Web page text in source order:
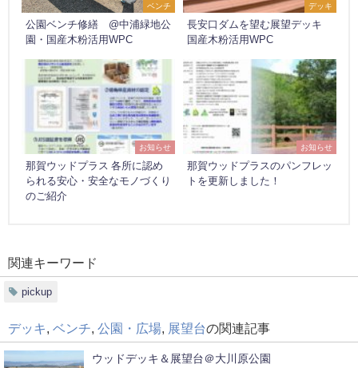
ベンチ
公園ベンチ修繕 @中浦緑地公
園・国産木粉活用WPC
デッキ
長安口ダムを望む展望デッキ
国産木粉活用WPC
お知らせ
那賀ウッドプラス 各所に認め
られる安心・安全なモノづくり
のご紹介
お知らせ
那賀ウッドプラスのパンフレッ
トを更新しました！
関連キーワード
pickup
デッキ ベンチ 公園・広場 展望台の関連記事
ウッドデッキ＆展望台＠大川原公園